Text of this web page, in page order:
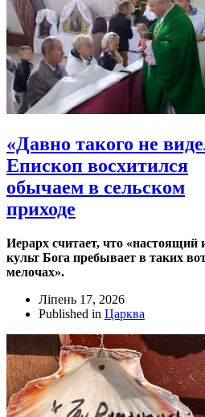
«Давно такого не
Епископ восхитился
обычаем в сельском
приходе
Иерарх считает, что «настоящий
культ Бога пребывает в таких
мелочах».
Ліпень 17, 2026
Published in Царква